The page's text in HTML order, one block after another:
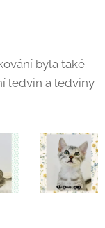
byla také
ledvin a ledviny